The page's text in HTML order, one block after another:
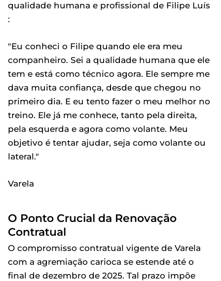
qualidade humana e profissional de Filipe Luís
:
"Eu conheci o Filipe quando ele era meu
companheiro. Sei a qualidade humana que ele
tem e está como técnico agora. Ele sempre me
dava muita confiança, desde que chegou no
primeiro dia. E eu tento fazer o meu melhor no
treino. Ele já me conhece, tanto pela direita,
pela esquerda e agora como volante. Meu
objetivo é tentar ajudar, seja como volante ou
lateral."
Varela
O Ponto Crucial da Renovação
Contratual
O compromisso contratual vigente de Varela
com a agremiação carioca se estende até o
final de dezembro de 2025. Tal prazo impõe